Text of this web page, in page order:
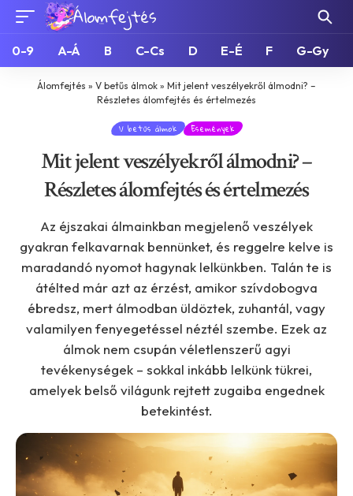
0-9 A-Á B C-Cs D E-É F G-Gy
Álomfejtés » V betűs álmok » Mit jelent veszélyekről álmodni? –
Részletes álomfejtés és értelmezés
V betűs álmok Események
Mit jelent veszélyekről álmodni? –
Részletes álomfejtés és értelmezés
Az éjszakai álmainkban megjelenő veszélyek
gyakran felkavarnak bennünket, és reggelre kelve is
maradandó nyomot hagynak lelkünkben. Talán te is
átélted már azt az érzést, amikor szívdobogva
ébredsz, mert álmodban üldöztek, zuhantál, vagy
valamilyen fenyegetéssel néztél szembe. Ezek az
álmok nem csupán véletlenszerű agyi
tevékenységek – sokkal inkább lelkünk tükrei,
amelyek belső világunk rejtett zugaiba engednek
betekintést.